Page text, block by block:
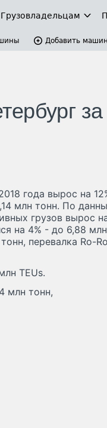
Грузовладельцам
Добавить
года вырос на
млн тонн. По
грузов вырос
на 4% - до 6,88 млн
перевалка Ro-Ro
TEUs.
млн тонн,